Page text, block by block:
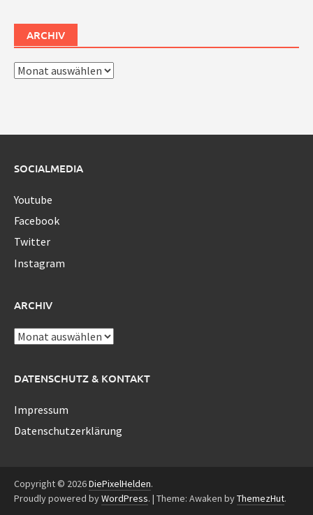
ARCHIV
Archiv
SOCIALMEDIA
Youtube
Facebook
Twitter
Instagram
ARCHIV
Archiv
DATENSCHUTZ & KONTAKT
Impressum
Datenschutzerklärung
Copyright © 2026DiePixelHelden.
Proudly powered byWordPress. | Theme: Awaken byThemezHut.